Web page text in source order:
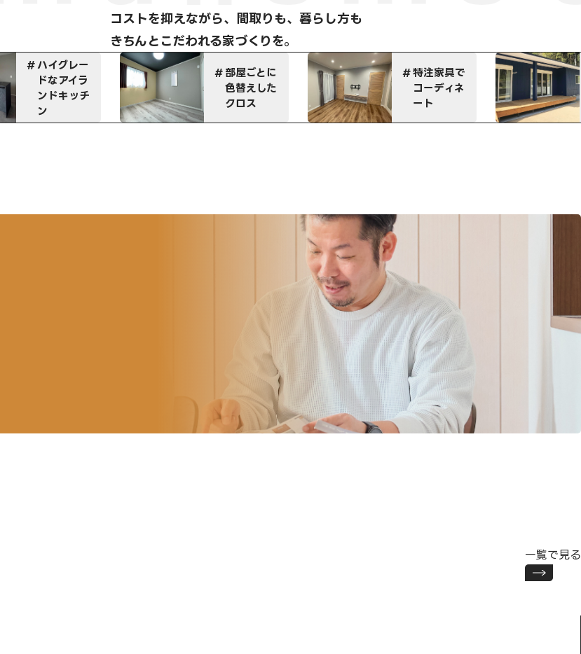
コストを抑えながら、間取りも、暮らし方も
きちんとこだわれる家づくりを。
部屋ごとに
色替えした
クロス
特注家具で
コーディネ
ート
ひろびろウ
ッドデッキ
一覧で見る